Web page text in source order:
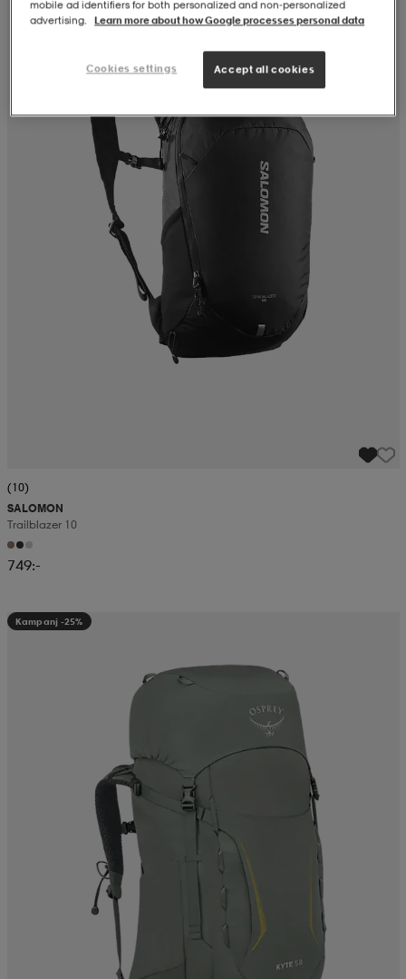
(10)
SALOMON
Trailblazer 10
749:-
Kampanj -25%
mobile ad identifiers for both personalized and non‑personalized
advertising.
Learn more about how Google processes personal data
Cookies settings Accept all cookies